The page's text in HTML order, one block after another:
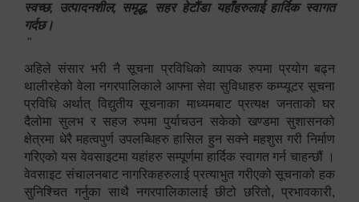
स्वच्छ, उत्पादनशील, समृद्ध, सहर हेटौंडा यहाँहरुलाई हार्दिक स्वागत
गर्दछ।
"
अहिले संसार भरी नै सूचना प्रविधिको व्यापक रुपमा प्रयोग बढ्न
थालीरहेको वेला नगरपालिकाले आफ्ना सेवा सुविधाहरु कम्प्यूटर सूचना
प्रविधि अर्थात् विद्युतीय सूचनाका माध्यमबाट प्रत्यक्ष जनताको घर
दैलोमा सुलभ र सहज रुपमा पुर्याचउन सकेको खण्डमा सुशासनको
क्षेत्रमा धेरै महत्वपुर्ण उपलब्धिहरु हासिल हुन सक्ने महशुस गरी निर्माण
गरिएको यस वेवसाइटमा यहांहरु सम्पूर्णमा हार्दिक स्वागत गर्न चाहन्छौं ।
वेवसाइट संचालनबाट नागरिकहरुलाई प्रत्याभुत गरीएको सूचनाको हक
सुनिश्चित गर्नुका साथै नगरपालिकालाई छीटो छरितो, प्रभावकारी,